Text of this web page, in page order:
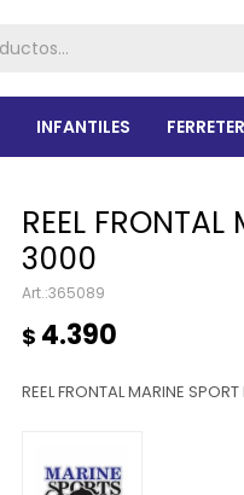
INFANTILES
REEL FRONTAL
3000
365089
$ 4.390
REEL FRONTAL MARINE